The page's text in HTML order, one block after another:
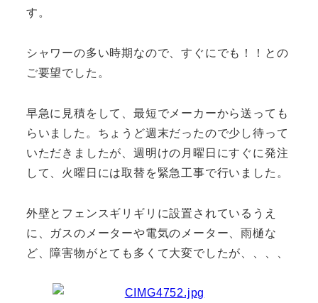
す。
シャワーの多い時期なので、すぐにでも！！との
ご要望でした。
早急に見積をして、最短でメーカーから送っても
らいました。ちょうど週末だったので少し待って
いただきましたが、週明けの月曜日にすぐに発注
して、火曜日には取替を緊急工事で行いました。
外壁とフェンスギリギリに設置されているうえ
に、ガスのメーターや電気のメーター、雨樋な
ど、障害物がとても多くて大変でしたが、、、、